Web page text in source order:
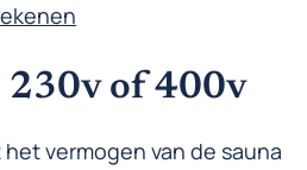
230v of 400v
vermogen van de sauna